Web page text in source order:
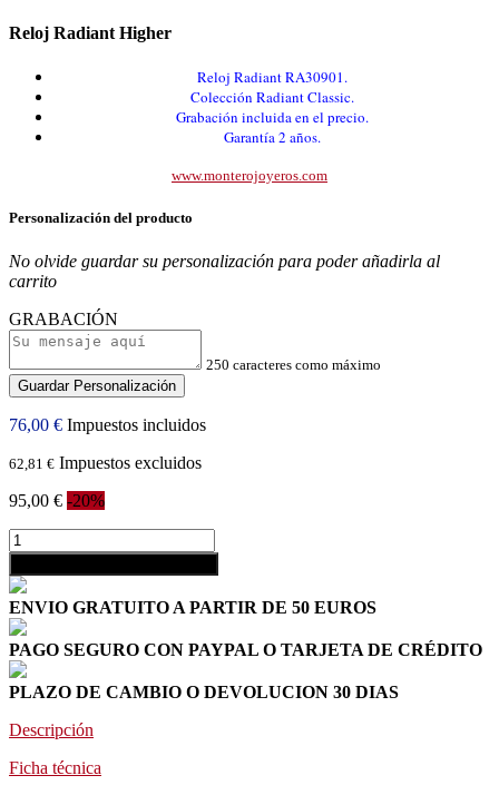
Reloj Radiant Higher
Reloj Radiant RA30901.
Colección Radiant Classic.
Grabación incluida en el precio.
Garantía 2 años.
www.monterojoyeros.com
Personalización del producto
No olvide guardar su personalización para poder añadirla al
carrito
GRABACIÓN
250 caracteres como máximo
Guardar Personalización
76,00 € Impuestos incluidos
62,81 € Impuestos excluidos
95,00 € -20%
ENVIO GRATUITO A PARTIR DE 50 EUROS
PAGO SEGURO CON PAYPAL O TARJETA DE CRÉDITO
PLAZO DE CAMBIO O DEVOLUCION 30 DIAS
Descripción
Ficha técnica